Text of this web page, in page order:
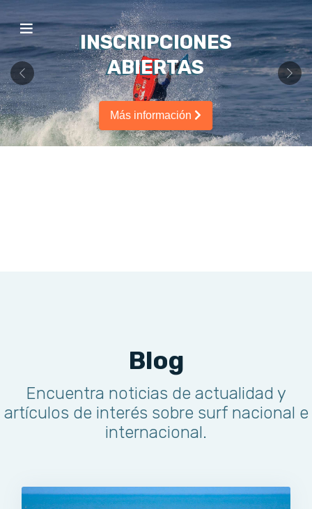
INSCRIPCIONES
ABIERTAS
Más información
Previous Next
Blog
Encuentra noticias de actualidad y
artículos de interés sobre surf nacional e
internacional.